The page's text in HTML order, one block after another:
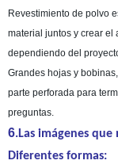
Revestimiento de polvo
material juntos y crear el
dependiendo del
Grandes hojas y
parte perforada para
preguntas.
6.Las imágenes que
Diferentes formas: